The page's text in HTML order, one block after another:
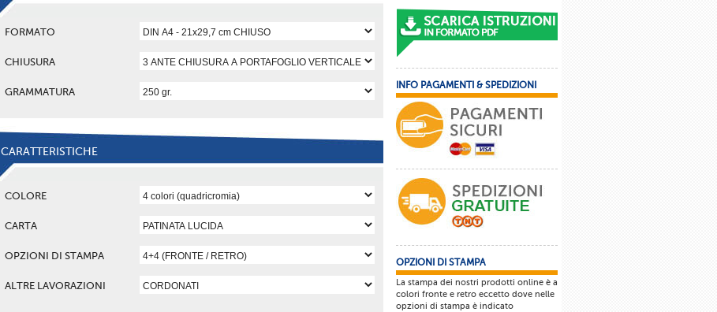
FORMATO
CHIUSURA
GRAMMATURA
CARATTERISTICHE
COLORE
CARTA
OPZIONI DI STAMPA
ALTRE LAVORAZIONI
INFO PAGAMENTI & SPEDIZIONI
OPZIONI DI STAMPA
La stampa dei nostri prodotti online è a
colori fronte e retro eccetto dove nelle
opzioni di stampa è indicato